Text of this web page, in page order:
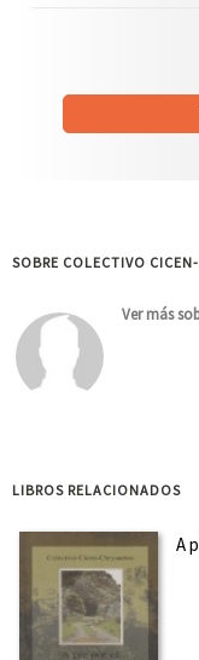
SOBRE COLECTIVO
Ver más
LIBROS RELACIONADOS
A